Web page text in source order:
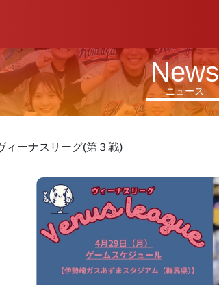
ニュース
News
ィーナスリーグ(第３戦)